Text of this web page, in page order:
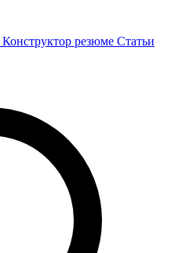
Конструктор резюме Статьи